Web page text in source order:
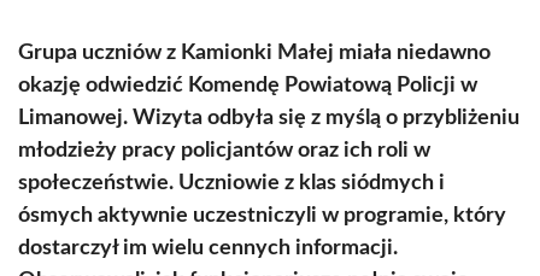
Grupa uczniów z Kamionki Małej miała niedawno
okazję odwiedzić Komendę Powiatową Policji w
Limanowej. Wizyta odbyła się z myślą o przybliżeniu
młodzieży pracy policjantów oraz ich roli w
społeczeństwie. Uczniowie z klas siódmych i
ósmych aktywnie uczestniczyli w programie, który
dostarczył im wielu cennych informacji.